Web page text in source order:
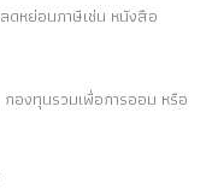
ดหย่อนภาษีเช่น หนังสือ
องทุนรวมเพื่อการออม หรือ